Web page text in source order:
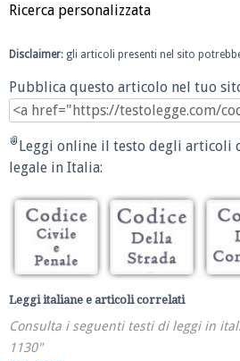
Ricerca personalizzata
Disclaimer: gli articoli presenti nel sito
Pubblica questo articolo nel tuo
Leggi online il testo degli articoli
legale in Italia:
Leggi italiane e articoli correlati
Consulta i seguenti testi di leggi in
1130"